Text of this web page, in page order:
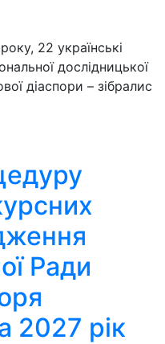
22 українські
дослідницької
діаспори – зібралис
Ради
2027 рік